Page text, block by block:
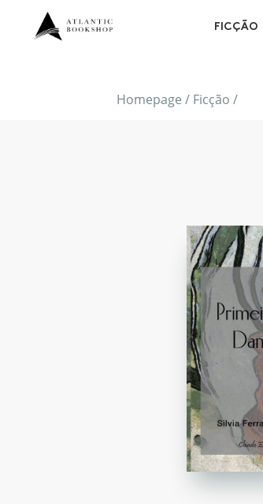
FICÇÃO
Homepage / Ficção /